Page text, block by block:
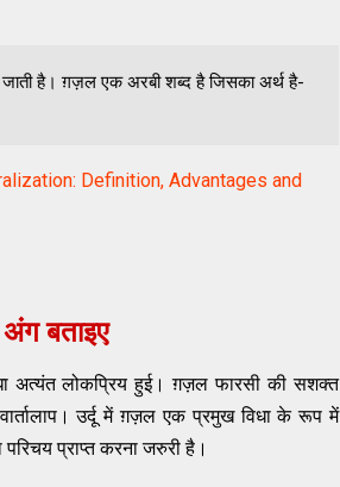
है। ग़ज़ल एक अरबी शब्द है जिसका अर्थ है-
Definition, Advantages and
बताइए
अत्यंत लोकप्रिय हुई। ग़ज़ल फारसी की सशक्त
उर्दू में ग़ज़ल एक प्रमुख विधा के रूप में
प्राप्त करना जरुरी है।